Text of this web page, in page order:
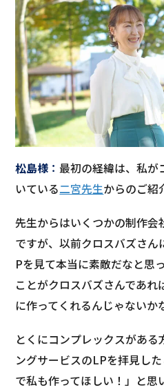
松島様 ：最初の経緯は、私が
いている二宮先生からのご紹
先生からはいくつかの制作
ですが、以前クロスバズさ
Pを見て本当に素敵だなと思
ことがクロスバズさんであれ
に作ってくれるんじゃないか
とくにコンプレックスがあ
ングサービスのLPを拝見し
で私も作ってほしい！」と思